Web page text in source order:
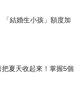
「結婚生小孩」額度加
夏天收起來！掌握5個